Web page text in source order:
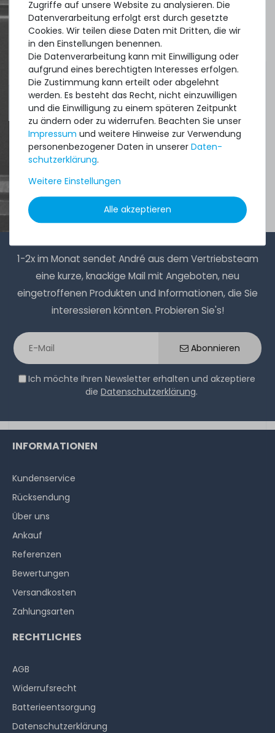
managing.
DAVID G.
ausTres Cantos
4.96 /5.00aus 8.500Bewertungen
1-2x im Monat sendet André aus dem Vertriebsteam
eine kurze, knackige Mail mit Angeboten, neu
eingetroffenen Produkten und Informationen, die Sie
interessieren könnten. Probieren Sie's!
Abonnieren
Ich möchte Ihren Newsletter erhalten und akzeptiere
die Datenschutzerklärung.
Zugriffe auf unsere Website zu analysieren. Die
Datenverarbeitung erfolgt erst durch gesetzte
Cookies. Wir teilen diese Daten mit Dritten, die wir
in den Einstellungen benennen.
Die Datenverarbeitung kann mit Einwilligung oder
aufgrund eines berechtigten Interesses erfolgen.
Die Zustimmung kann erteilt oder abgelehnt
werden. Es besteht das Recht, nicht einzuwilligen
und die Einwilligung zu einem späteren Zeitpunkt
zu ändern oder zu widerrufen. Beachten Sie unser
Impressum und weitere Hinweise zur Verwendung
personenbezogener Daten in unserer Daten­
schutz­erklärung.
Weitere Einstellungen
Alle akzeptieren
INFORMATIONEN
Kundenservice
Rücksendung
Über uns
Ankauf
Referenzen
Bewertungen
Versandkosten
Zahlungsarten
RECHTLICHES
AGB
Widerrufs­recht
Batterieentsorgung
Datenschutzerklärung